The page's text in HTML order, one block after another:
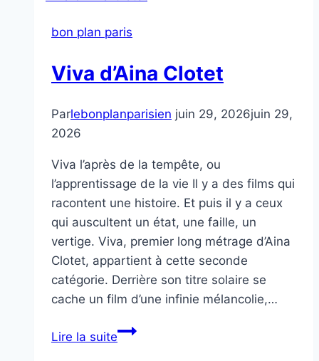
bon plan paris
Viva d’Aina Clotet
Parlebonplanparisien juin 29, 2026juin 29,
2026
Viva l’après de la tempête, ou
l’apprentissage de la vie Il y a des films qui
racontent une histoire. Et puis il y a ceux
qui auscultent un état, une faille, un
vertige. Viva, premier long métrage d’Aina
Clotet, appartient à cette seconde
catégorie. Derrière son titre solaire se
cache un film d’une infinie mélancolie,…
Lire la suiteViva